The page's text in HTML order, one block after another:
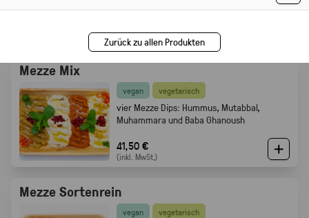
Zurück zu allen Produkten
(inkl. MwSt.)
Mezze Mix
vegan vegetarisch
vier Mezze Dips: Hummus, Mutabbal,
Muhammara und Baba Ghanoush
41,50 €
(inkl. MwSt.)
Mezze Sortenrein
vegan vegetarisch